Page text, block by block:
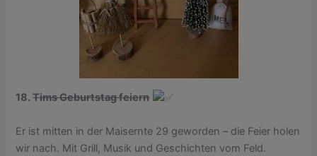
18.Tims Geburtstag feiern
Er ist mitten in der Maisernte 29 geworden – die Feier holen
wir nach. Mit Grill, Musik und Geschichten vom Feld.